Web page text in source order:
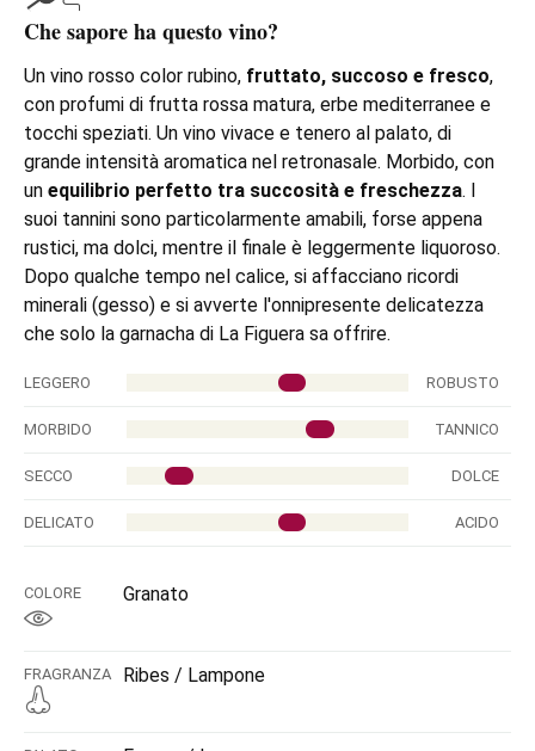
Che sapore ha questo vino?
Un vino rosso color rubino, fruttato, succoso e fresco,
con profumi di frutta rossa matura, erbe mediterranee e
tocchi speziati. Un vino vivace e tenero al palato, di
grande intensità aromatica nel retronasale. Morbido, con
un equilibrio perfetto tra succosità e freschezza. I
suoi tannini sono particolarmente amabili, forse appena
rustici, ma dolci, mentre il finale è leggermente liquoroso.
Dopo qualche tempo nel calice, si affacciano ricordi
minerali (gesso) e si avverte l'onnipresente delicatezza
che solo la garnacha di La Figuera sa offrire.
LEGGERO ROBUSTO
MORBIDO TANNICO
SECCO DOLCE
DELICATO ACIDO
COLORE Granato
FRAGRANZA Ribes / Lampone